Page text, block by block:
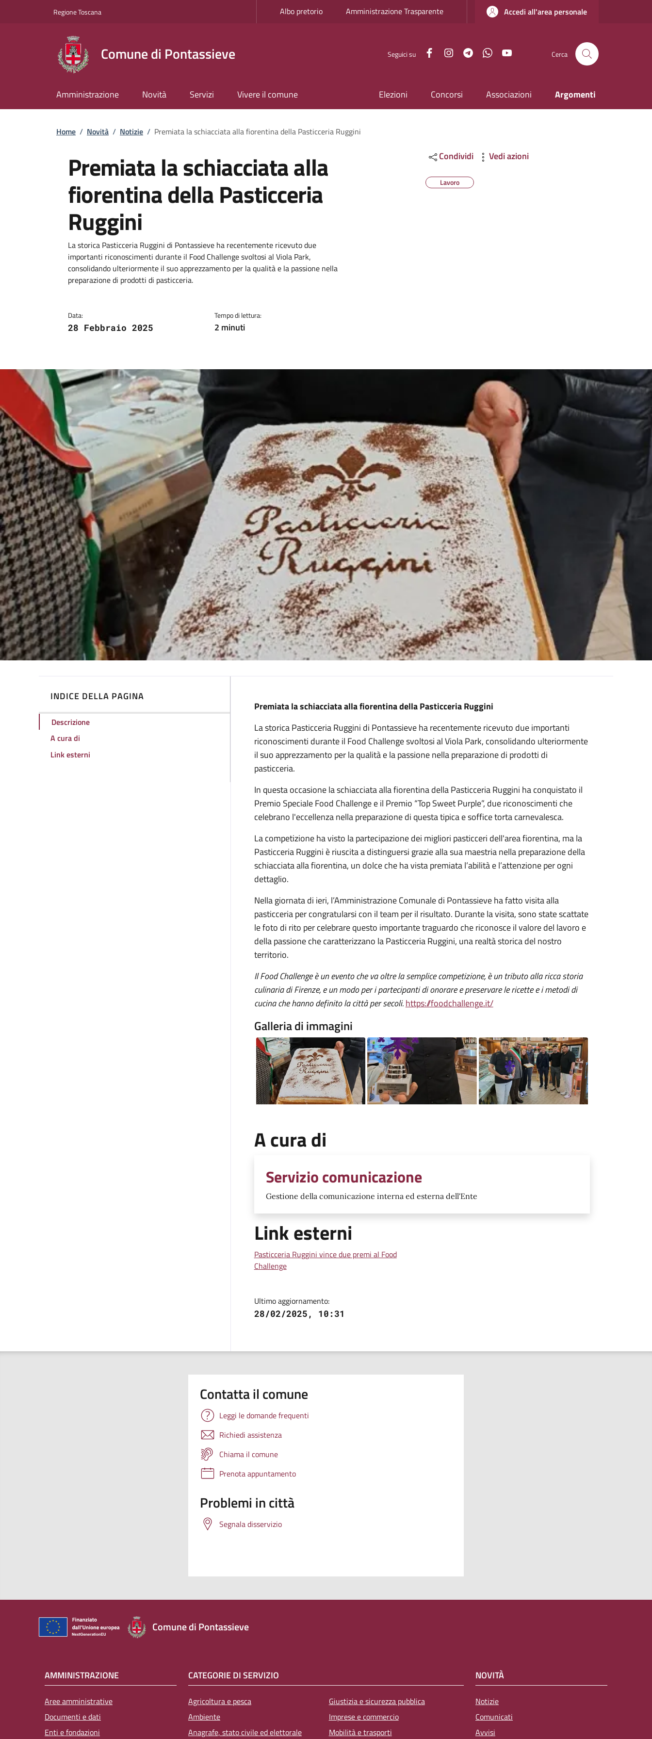
Regione ToscanaSlim top Albo pretorio Amministrazione Trasparente Accedi all'area personale
Comune di Pontassieve Seguici su FacebookInstagramTelegramWhatsApp Cerca
Amministrazione Novità Servizi Vivere il comune Elezioni Concorsi Associazioni Argomenti
Briciole di pane
Home / Novità / Notizie / Premiata la schiacciata alla fiorentina della Pasticceria Ruggini
Premiata la schiacciata alla
fiorentina della Pasticceria
Ruggini
Dettagli
Descrizione breve
La storica Pasticceria Ruggini di Pontassieve ha recentemente ricevuto due
importanti riconoscimenti durante il Food Challenge svoltosi al Viola Park,
consolidando ulteriormente il suo apprezzamento per la qualità e la passione nella
preparazione di prodotti di pasticceria.
Data:
28 Febbraio 2025
Tempo di lettura:
2 minuti
Condividi Vedi azioni
Lavoro
Image
INDICE DELLA PAGINA
Descrizione
A cura di
Link esterni
Descrizione
Premiata la schiacciata alla fiorentina della Pasticceria Ruggini
La storica Pasticceria Ruggini di Pontassieve ha recentemente ricevuto due importanti
riconoscimenti durante il Food Challenge svoltosi al Viola Park, consolidando ulteriormente
il suo apprezzamento per la qualità e la passione nella preparazione di prodotti di
pasticceria.
In questa occasione la schiacciata alla fiorentina della Pasticceria Ruggini ha conquistato il
Premio Speciale Food Challenge e il Premio “Top Sweet Purple”, due riconoscimenti che
celebrano l'eccellenza nella preparazione di questa tipica e soffice torta carnevalesca.
La competizione ha visto la partecipazione dei migliori pasticceri dell'area fiorentina, ma la
Pasticceria Ruggini è riuscita a distinguersi grazie alla sua maestria nella preparazione della
schiacciata alla fiorentina, un dolce che ha vista premiata l’abilità e l’attenzione per ogni
dettaglio.
Nella giornata di ieri, l’Amministrazione Comunale di Pontassieve ha fatto visita alla
pasticceria per congratularsi con il team per il risultato. Durante la visita, sono state scattate
le foto di rito per celebrare questo importante traguardo che riconosce il valore del lavoro e
della passione che caratterizzano la Pasticceria Ruggini, una realtà storica del nostro
territorio.
Il Food Challenge è un evento che va oltre la semplice competizione, è un tributo alla ricca storia
culinaria di Firenze, e un modo per i partecipanti di onorare e preservare le ricette e i metodi di
cucina che hanno definito la città per secoli.https://foodchallenge.it/
Galleria di immagini
Image
Image Image
A cura di
Servizio comunicazione
Gestione della comunicazione interna ed esterna dell'Ente
Link esterni
Pasticceria Ruggini vince due premi al Food
Challenge
Ultimo aggiornamento:
28/02/2025, 10:31
Contatta il comune
Leggi le domande frequenti
Richiedi assistenza
Chiama il comune
Prenota appuntamento
Problemi in città
Segnala disservizio
Comune di Pontassieve
AMMINISTRAZIONE
Aree amministrative
Documenti e dati
Enti e fondazioni
CATEGORIE DI SERVIZIO
Agricoltura e pesca
Ambiente
Anagrafe, stato civile ed elettorale
Giustizia e sicurezza pubblica
Imprese e commercio
Mobilità e trasporti
NOVITÀ
Notizie
Comunicati
Avvisi